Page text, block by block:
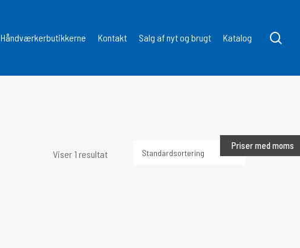
Priser med moms
Håndværkerbutikkerne Kontakt Salg af nyt og brugt Katalog
Viser 1 resultat